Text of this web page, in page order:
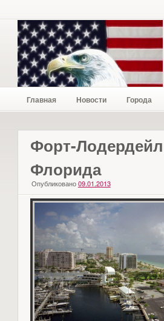
Главная Новости Города
Форт-
Флорида
Опубликовано 09.01.2013